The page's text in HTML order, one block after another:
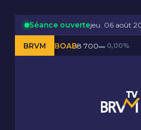
Séance ouvertejeu. 06 août
BRVM
8 700▬ 0,00% BOABF7 450